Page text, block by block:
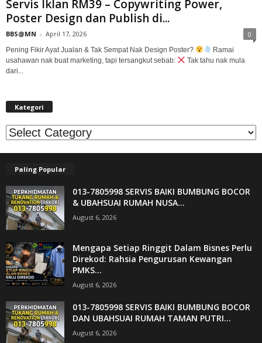
Servis Iklan RM39 – Copywriting Power,
Poster Design dan Publish di...
BBS@MN - April 17, 2026 0
Pening Fikir Ayat Jualan & Tak Sempat Nak Design Poster?
Ramai
usahawan nak buat marketing, tapi tersangkut sebab:
Tak tahu nak mula
dari...
Kategori
Kategori
Paling Popular
013-7805998 SERVIS BAIKI BUMBUNG BOCOR
& UBAHSUAI RUMAH NUSA...
August 6, 2026
Mengapa Setiap Ringgit Dalam Bisnes Perlu
Direkod: Rahsia Pengurusan Kewangan
PMKS...
August 6, 2026
013-7805998 SERVIS BAIKI BUMBUNG BOCOR
DAN UBAHSUAI RUMAH TAMAN PUTRI...
August 6, 2026